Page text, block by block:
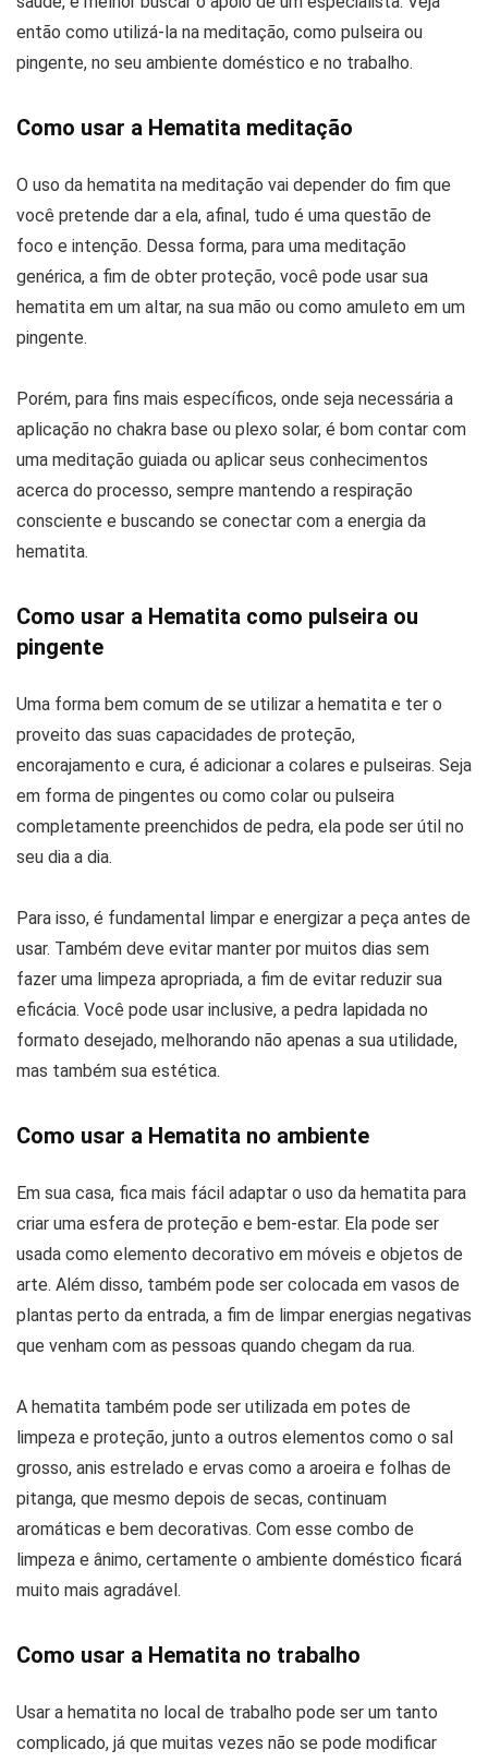
então como utilizá-la na meditação, como pulseira ou
pingente, no seu ambiente doméstico e no trabalho.
Como usar a Hematita meditação
O uso da hematita na meditação vai depender do fim que
você pretende dar a ela, afinal, tudo é uma questão de
foco e intenção. Dessa forma, para uma meditação
genérica, a fim de obter proteção, você pode usar sua
hematita em um altar, na sua mão ou como amuleto em um
pingente.
Porém, para fins mais específicos, onde seja necessária a
aplicação no chakra base ou plexo solar, é bom contar com
uma meditação guiada ou aplicar seus conhecimentos
acerca do processo, sempre mantendo a respiração
consciente e buscando se conectar com a energia da
hematita.
Como usar a Hematita como pulseira ou
pingente
Uma forma bem comum de se utilizar a hematita e ter o
proveito das suas capacidades de proteção,
encorajamento e cura, é adicionar a colares e pulseiras. Seja
em forma de pingentes ou como colar ou pulseira
completamente preenchidos de pedra, ela pode ser útil no
seu dia a dia.
Para isso, é fundamental limpar e energizar a peça antes de
usar. Também deve evitar manter por muitos dias sem
fazer uma limpeza apropriada, a fim de evitar reduzir sua
eficácia. Você pode usar inclusive, a pedra lapidada no
formato desejado, melhorando não apenas a sua utilidade,
mas também sua estética.
Como usar a Hematita no ambiente
Em sua casa, fica mais fácil adaptar o uso da hematita para
criar uma esfera de proteção e bem-estar. Ela pode ser
usada como elemento decorativo em móveis e objetos de
arte. Além disso, também pode ser colocada em vasos de
plantas perto da entrada, a fim de limpar energias negativas
que venham com as pessoas quando chegam da rua.
A hematita também pode ser utilizada em potes de
limpeza e proteção, junto a outros elementos como o sal
grosso, anis estrelado e ervas como a aroeira e folhas de
pitanga, que mesmo depois de secas, continuam
aromáticas e bem decorativas. Com esse combo de
limpeza e ânimo, certamente o ambiente doméstico ficará
muito mais agradável.
Como usar a Hematita no trabalho
Usar a hematita no local de trabalho pode ser um tanto
complicado, já que muitas vezes não se pode modificar